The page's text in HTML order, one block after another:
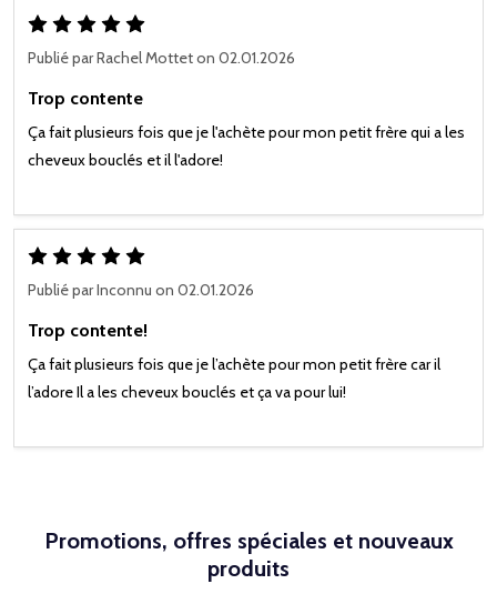
Trop contente
Publié parRachel Motteton 02.01.2026
Ça fait plusieurs fois que je l'achète pour mon petit frère qui a les
cheveux bouclés et il l'adore!
Trop contente!
Publié parInconnu on 02.01.2026
Ça fait plusieurs fois que je l’achète pour mon petit frère car il
l’adore Il a les cheveux bouclés et ça va pour lui!
Promotions, offres spéciales et nouveaux
produits